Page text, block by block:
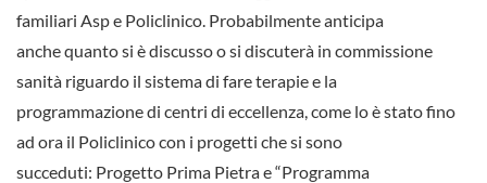
familiari Asp e Policlinico. Probabilmente anticipa
anche quanto si è discusso o si discuterà in commissione
sanità riguardo il sistema di fare terapie e la
programmazione di centri di eccellenza, come lo è stato fino
ad ora il Policlinico con i progetti che si sono
succeduti: Progetto Prima Pietra e “Programma